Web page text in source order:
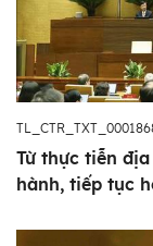
Từ thực tiễn
hành, tiếp tục